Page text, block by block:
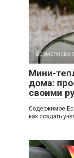
Мини-
дома:
своими
Содержимое
как создать